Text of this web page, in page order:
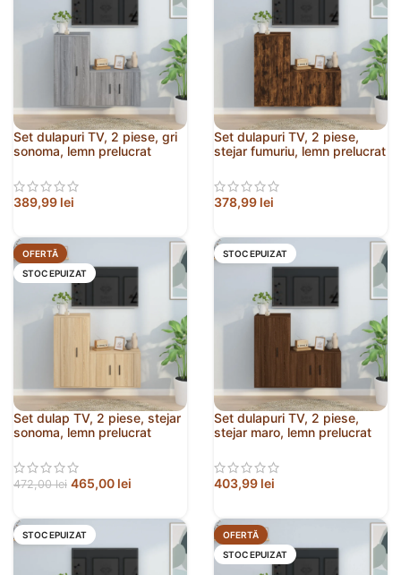
Set dulapuri TV, 2 piese, gri
sonoma, lemn prelucrat
389,99 lei
Set dulapuri TV, 2 piese,
stejar fumuriu, lemn prelucrat
378,99 lei
OFERTĂ
STOC EPUIZAT
Set dulap TV, 2 piese, stejar
sonoma, lemn prelucrat
472,00lei 465,00 lei
STOC EPUIZAT
Set dulapuri TV, 2 piese,
stejar maro, lemn prelucrat
403,99 lei
STOC EPUIZAT
OFERTĂ
STOC EPUIZAT